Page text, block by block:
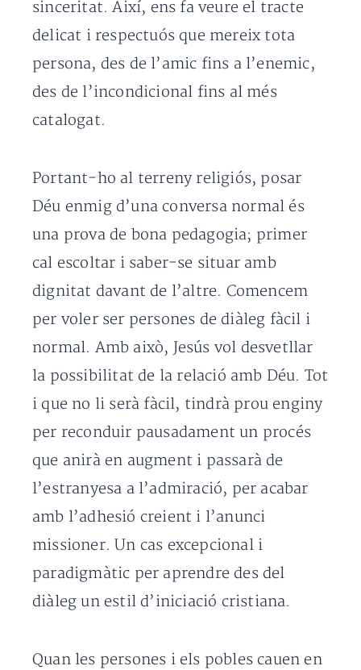
sinceritat. Així, ens fa veure el tracte
delicat i respectuós que mereix tota
persona, des de l’amic fins a l’enemic,
des de l’incondicional fins al més
catalogat.
Portant-ho al terreny religiós, posar
Déu enmig d’una conversa normal és
una prova de bona pedagogia; primer
cal escoltar i saber-se situar amb
dignitat davant de l’altre. Comencem
per voler ser persones de diàleg fàcil i
normal. Amb això, Jesús vol desvetllar
la possibilitat de la relació amb Déu. Tot
i que no li serà fàcil, tindrà prou enginy
per reconduir pausadament un procés
que anirà en augment i passarà de
l’estranyesa a l’admiració, per acabar
amb l’adhesió creient i l’anunci
missioner. Un cas excepcional i
paradigmàtic per aprendre des del
diàleg un estil d’iniciació cristiana.
Quan les persones i els pobles cauen en